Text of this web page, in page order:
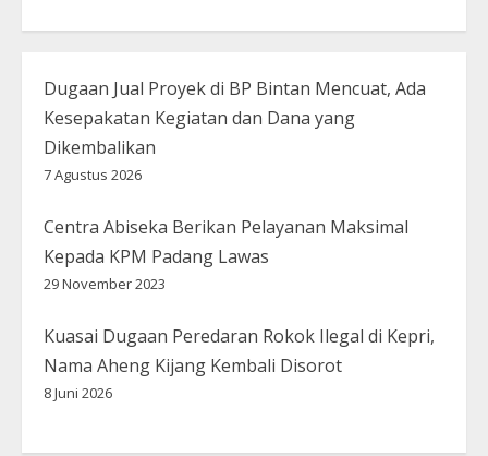
Dugaan Jual Proyek di BP Bintan Mencuat, Ada
Kesepakatan Kegiatan dan Dana yang
Dikembalikan
7 Agustus 2026
Centra Abiseka Berikan Pelayanan Maksimal
Kepada KPM Padang Lawas
29 November 2023
Kuasai Dugaan Peredaran Rokok Ilegal di Kepri,
Nama Aheng Kijang Kembali Disorot
8 Juni 2026